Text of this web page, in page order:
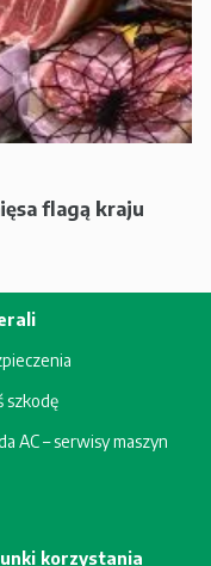
flagą kraju
szkodę
AC – serwisy maszyn
korzystania